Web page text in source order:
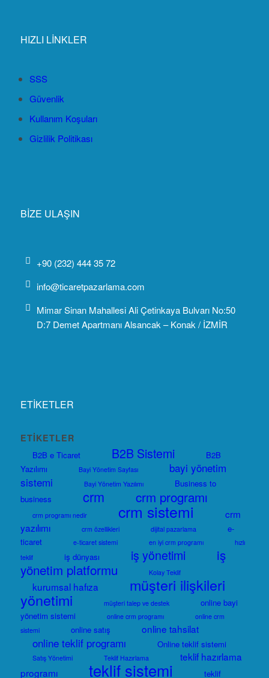
HIZLI LİNKLER
SSS
Güvenlik
Kullanım Koşuları
Gizlilik Politikası
BİZE ULAŞIN
+90 (232) 444 35 72
info@ticaretpazarlama.com
Mimar Sinan Mahallesi Ali Çetinkaya Bulvarı No:50
D:7 Demet Apartmanı Alsancak – Konak / İZMİR
ETİKETLER
ETIKETLER
B2B e Ticaret B2B Sistemi
B2B
Yazılımı
Bayi Yönetim Sayfası
bayi yönetim
sistemi
Bayi Yönetim Yazılımı
Business to
business
crm crm programı
crm programı nedir crm sistemi
crm
yazılımı
crm özellikleri dijital pazarlama
e-
ticaret
e-ticaret sistemi en iyi crm programı
hızlı
teklif
iş dünyası iş yönetimi
iş
yönetim platformu
Kolay Teklif
kurumsal hafıza müşteri ilişkileri
yönetimi müşteri talep ve destek
online bayi
yönetim sistemi
online crm programı
online crm
sistemi
online satış online tahsilat
online teklif programı Online teklif sistemi
Satış Yönetimi Teklif Hazırlama
teklif hazırlama
programı
teklif sistemi teklif